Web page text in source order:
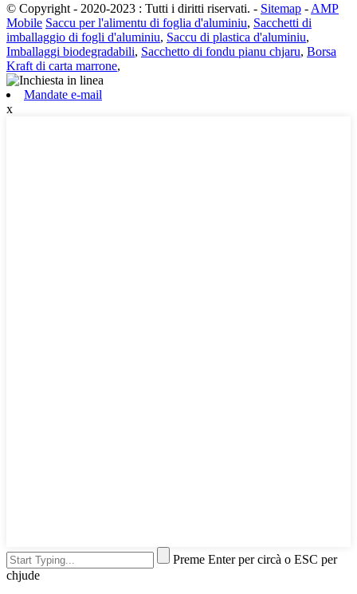
© Copyright - 2020-2023 : Tutti i diritti riservati. - Sitemap - AMP
Mobile Saccu per l'alimentu di foglia d'aluminiu, Sacchetti di
imballaggio di fogli d'aluminiu, Saccu di plastica d'aluminiu,
Imballaggi biodegradabili, Sacchetto di fondu pianu chjaru, Borsa
Kraft di carta marrone,
Mandate e-mail
x
Preme Enter per circà o ESC per
chjude